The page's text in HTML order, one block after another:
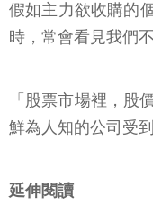
假如主力欲收購的
時，常會看見我們
「股票市場裡，
鮮為人知的公司受
延伸閱讀